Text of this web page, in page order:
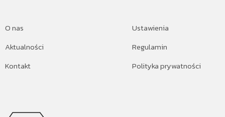
O nas
Aktualności
Kontakt
Ustawienia
Regulamin
Polityka prywatności